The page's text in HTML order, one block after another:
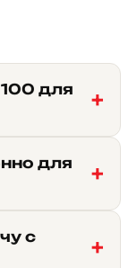
для
для
с